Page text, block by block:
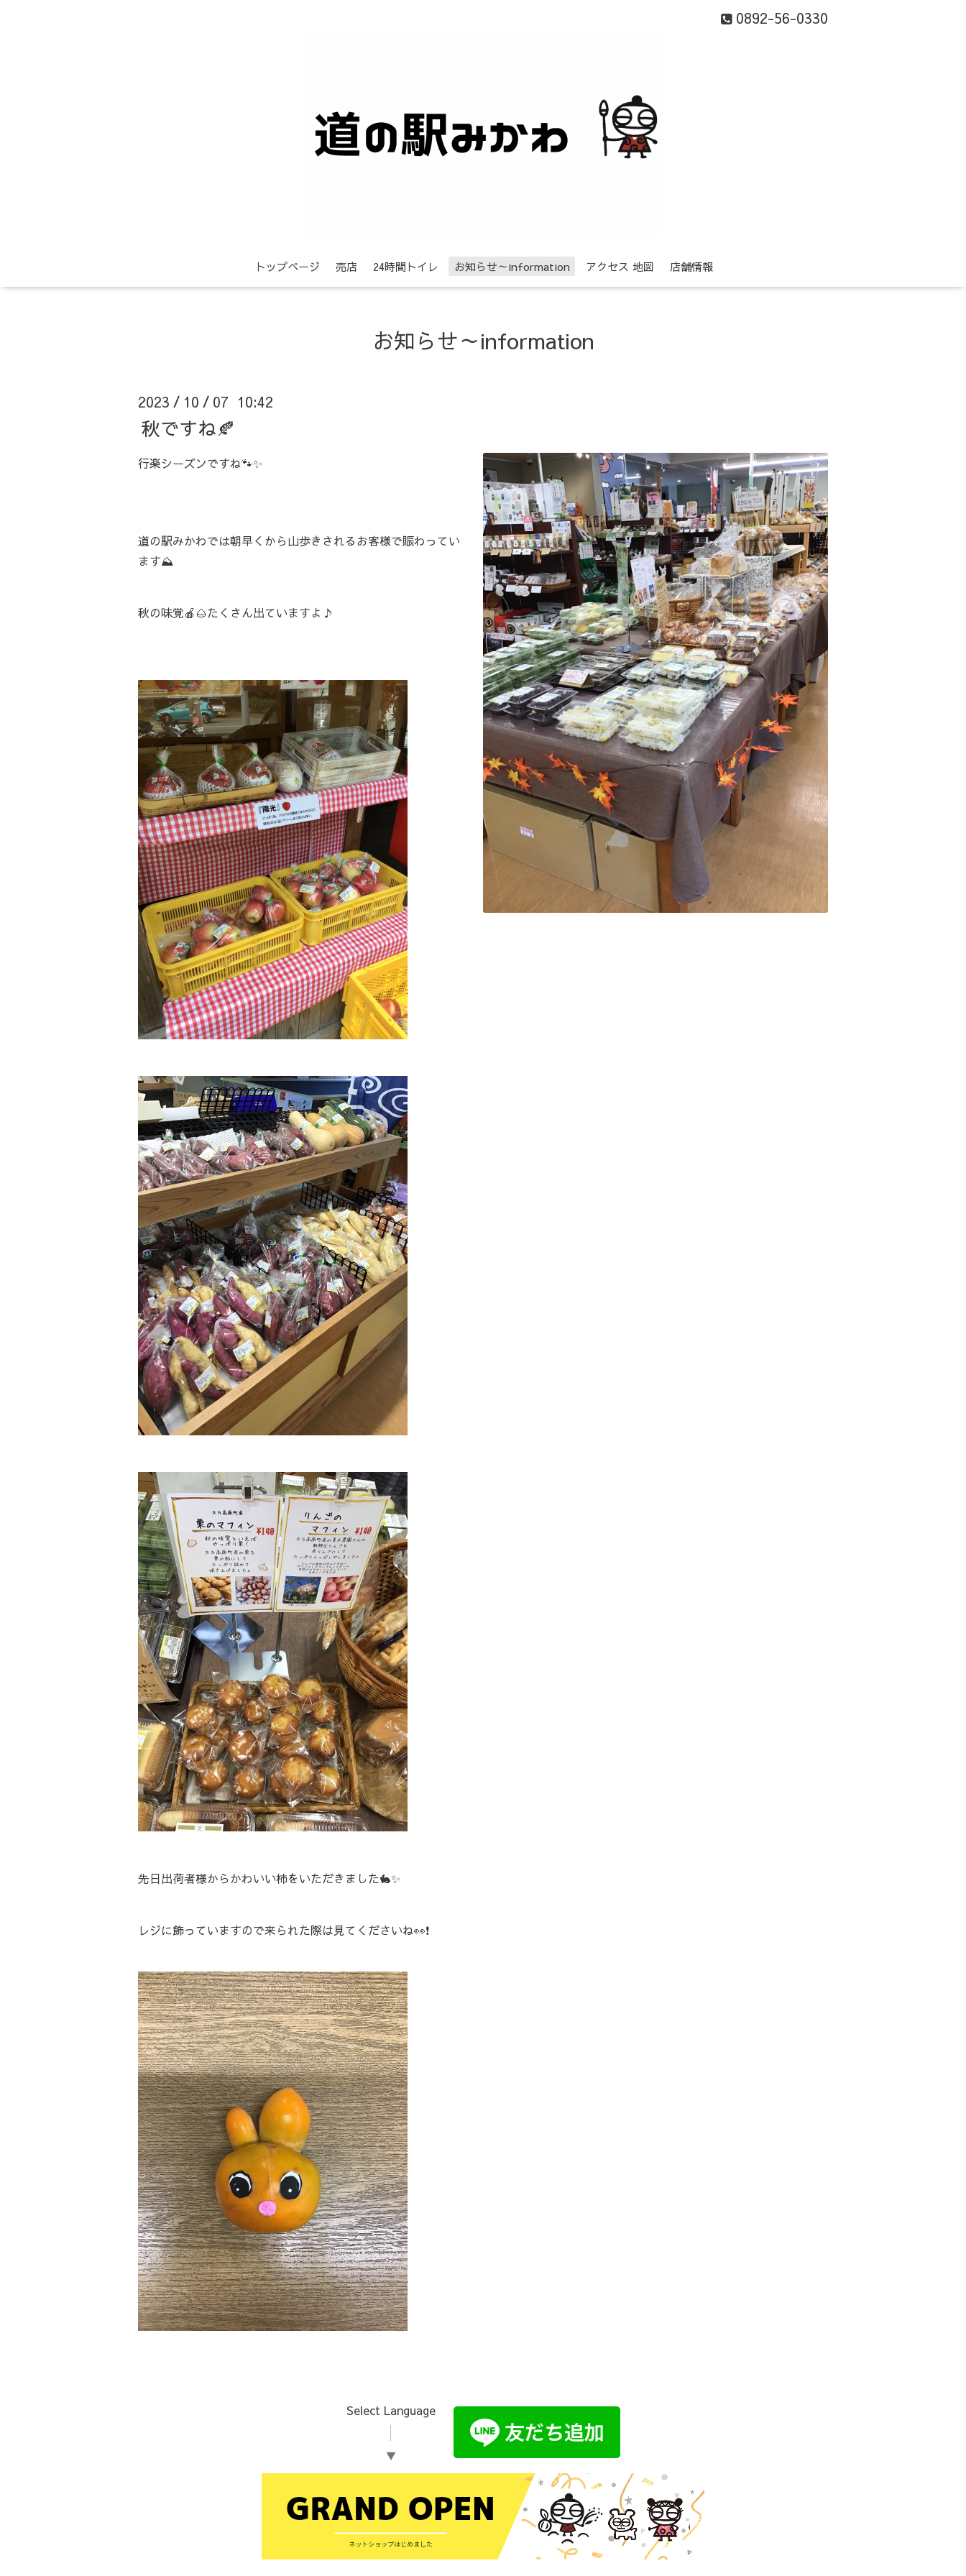
0892-56-0330
トップページ 売店 24時間トイレ お知らせ～information アクセス 地図 店舗情報
お知らせ～information
2023 / 10 / 07 10:42
秋ですね🍂
行楽シーズンですね🐾✨
道の駅みかわでは朝早くから山歩きされるお客様で賑わってい
ます⛰️
秋の味覚🍎🌰たくさん出ていますよ♪
先日出荷者様からかわいい柿をいただきました🐇✨
レジに飾っていますので来られた際は見てくださいね👀❗️
Select Language
▼